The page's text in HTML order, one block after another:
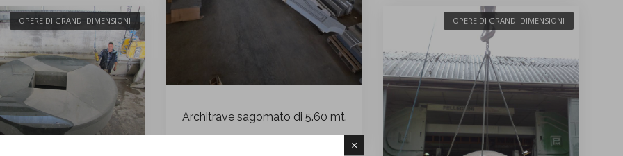
×
Architrave sagomato di 5.60 mt.
OPERE DI GRANDI DIMENSIONI OPERE DI GRANDI DIMENSIONI